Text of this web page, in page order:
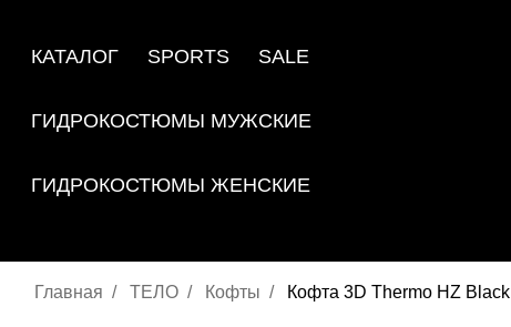
КАТАЛОГ SPORTS SALE
ГИДРОКОСТЮМЫ МУЖСКИЕ
ГИДРОКОСТЮМЫ ЖЕНСКИЕ
Главная ТЕЛО Кофты Кофта 3D Thermo HZ Black